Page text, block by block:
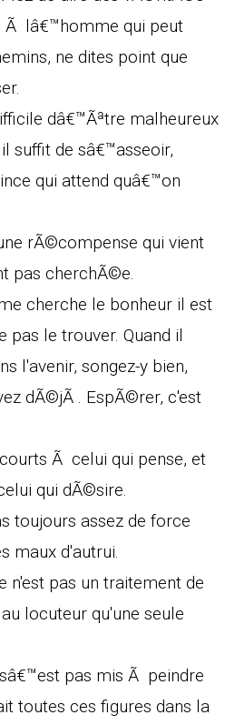
lâ€™homme qui peut
ne dites point que
dâ€™Ãªtre malheureux
suffit de sâ€™asseoir,
qui attend quâ€™on
rÃ©compense qui vient
pas cherchÃ©e.
cherche le bonheur il est
le trouver. Quand il
l'avenir, songez-y bien,
dÃ©jÃ . EspÃ©rer, c'est
Ã celui qui pense, et
qui dÃ©sire.
toujours assez de force
maux d'autrui.
pas un traitement de
locuteur qu'une seule
pas mis Ã peindre
toutes ces figures dans la